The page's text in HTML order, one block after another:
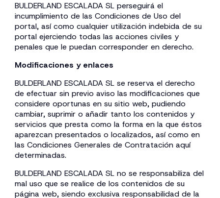
BULDERLAND ESCALADA SL perseguirá el
incumplimiento de las Condiciones de Uso del
portal, así como cualquier utilización indebida de su
portal ejerciendo todas las acciones civiles y
penales que le puedan corresponder en derecho.
Modificaciones y enlaces
BULDERLAND ESCALADA SL se reserva el derecho
de efectuar sin previo aviso las modificaciones que
considere oportunas en su sitio web, pudiendo
cambiar, suprimir o añadir tanto los contenidos y
servicios que presta como la forma en la que éstos
aparezcan presentados o localizados, así como en
las Condiciones Generales de Contratación aquí
determinadas.
BULDERLAND ESCALADA SL no se responsabiliza del
mal uso que se realice de los contenidos de su
página web, siendo exclusiva responsabilidad de la